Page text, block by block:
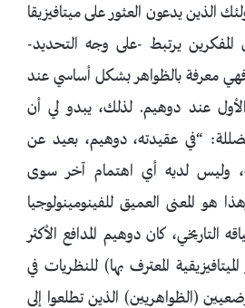
الذين يدعون العثور على ميتافيزيقا
المفكرين يرتبط -على وجه التحديد-
فهي معرفة بالظواهر بشكل أساسي عند
الأول عند دوهيم. لذلك، يبدو لي أن
“في عقيدته، دوهيم، بعيد عن
وليس لديه أي اهتمام آخر سوى
هو المعنى العميق للفينومينولوجيا
في سياقه التاريخي، كان دوهيم المدافع الأكثر
المعترف بها) للنظريات في
(الظواهريين) الذين تطلعوا إلى